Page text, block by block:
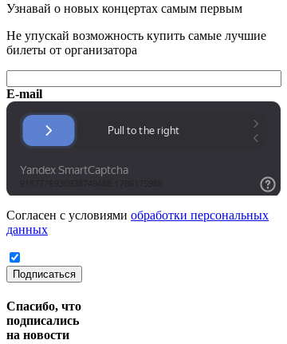
Узнавай о новых концертах самым первым
Не упускай возможность купить самые лучшие
билеты от организатора
E-mail
Согласен с условиями обработки персональных
данных
Подписаться
Спасибо, что
подписались
на новости